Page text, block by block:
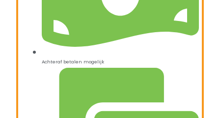
Achteraf betalen mogelijk